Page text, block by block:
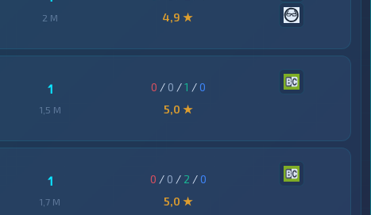
2 M
4,9 ★
1
1,5 M
0 / 0 /1 /0
5,0 ★
1
1,7 M
0 / 0 / 2 /0
5,0 ★